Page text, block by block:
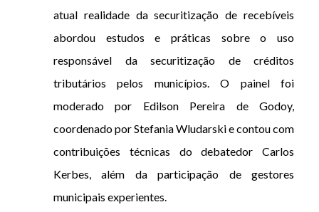
atual realidade da securitização de recebíveis
abordou estudos e práticas sobre o uso
responsável da securitização de créditos
tributários pelos municípios. O painel foi
moderado por Edilson Pereira de Godoy,
coordenado por Stefania Wludarski e contou com
contribuições técnicas do debatedor Carlos
Kerbes, além da participação de gestores
municipais experientes.